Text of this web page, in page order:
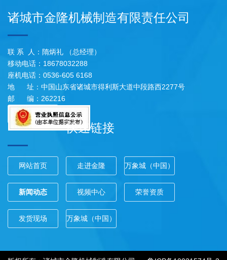
诸城市金隆机械制造有限责任公司
联 系 人：隋炳礼 （总经理）
移动电话：18678032288
座机电话：0536-605 6168
地 址：中国山东省诸城市得利斯大道中段路西2277号
邮 编：262216
快速链接
网站首页 走进金隆 万象城（中国）
新闻动态 视频中心 荣誉资质
发货现场 万象城（中国）